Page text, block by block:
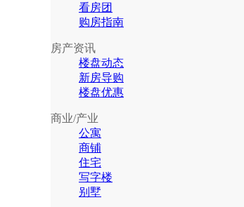
看房团
购房指南
房产资讯
楼盘动态
新房导购
楼盘优惠
商业/产业
公寓
商铺
住宅
写字楼
别墅